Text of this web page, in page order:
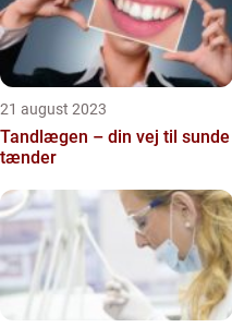
21 august 2023
Tandlægen – din vej til sunde
tænder